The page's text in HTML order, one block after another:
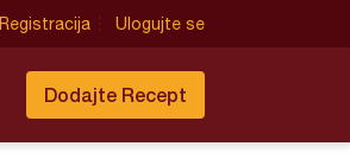
Registracija Ulogujte se
Dodajte Recept